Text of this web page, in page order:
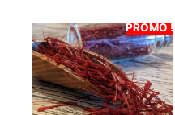
PROMO !